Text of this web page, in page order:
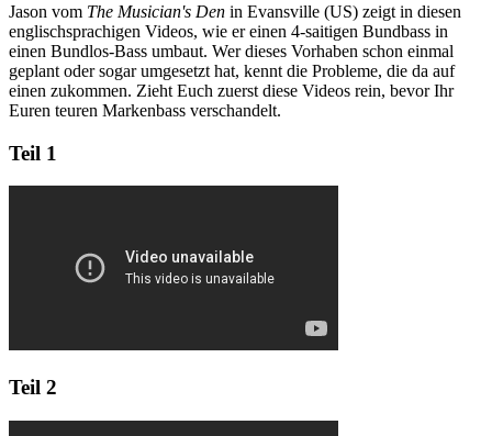
Jason vom The Musician's Den in Evansville (US) zeigt in diesen
englischsprachigen Videos, wie er einen 4-saitigen Bundbass in
einen Bundlos-Bass umbaut. Wer dieses Vorhaben schon einmal
geplant oder sogar umgesetzt hat, kennt die Probleme, die da auf
einen zukommen. Zieht Euch zuerst diese Videos rein, bevor Ihr
Euren teuren Markenbass verschandelt.
Teil 1
Teil 2